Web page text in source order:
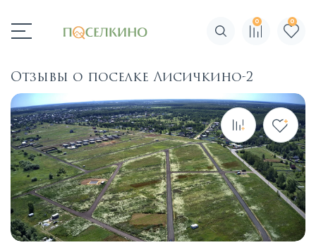
Поиск по сайту
0 0
Отзывы о поселке Лисичкино-2